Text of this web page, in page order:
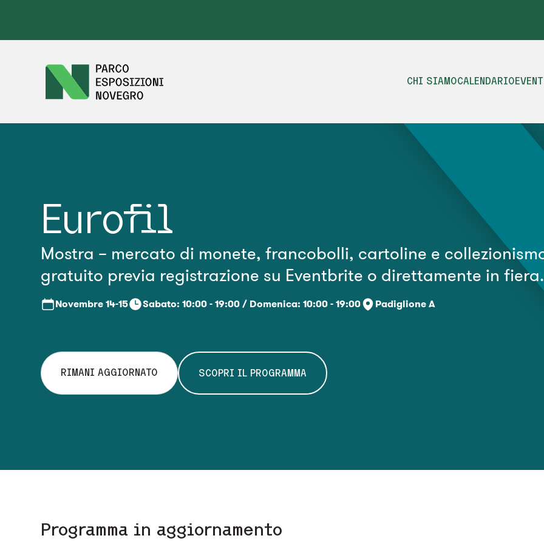
CHI SIAMOCALENDARIO
Eurofil
Mostra – mercato di monete, francobolli, cartoline e
gratuito previa registrazione su Eventbrite o direttamente in fiera.
Novembre14-15 Sabato: 10:00 - 19:00 / Domenica: 10:00 - 19:00 Padiglione A
RIMANI AGGIORNATO SCOPRI IL PROGRAMMA
Programma in aggiornamento